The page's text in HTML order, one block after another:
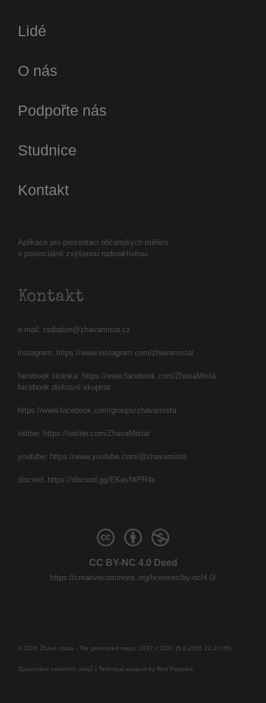
Aplikace pro prezentaci občanských měření
s potenciálně zvýšenou radioaktivitou.
Kontakt
e-mail: radiation@zhavamista.cz
instagram: https://www.instagram.com/zhavamista/
facebook stránka: https://www.facebook.com/ZhavaMista
facebook diskusní skupina:
https://www.facebook.com/groups/zhavamista
twitter: https://twitter.com/ZhavaMista/
youtube: https://www.youtube.com/@zhavamista
discord: https://discord.gg/EKavNtPR4x
Lidé
O nás
Podpořte nás
Studnice
Kontakt
CC BY-NC 4.0 Deed
https://creativecommons.org/licenses/by-nc/4.0/
© 2026 Žhavá místa - Tile generated maps: 3337 z 3337 (5.8.2026 22:30:05)
Zpracování osobních údajů | Technical support by Red Peppers